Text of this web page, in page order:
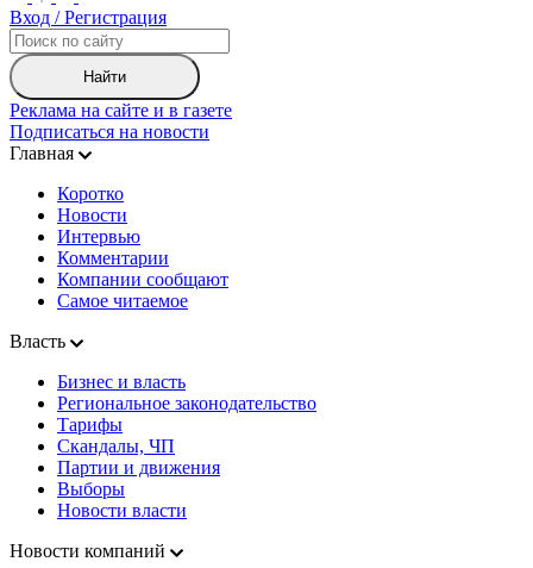
Вход / Регистрация
Найти
Реклама на сайте и в газете
Подписаться на новости
Главная
Коротко
Новости
Интервью
Комментарии
Компании сообщают
Самое читаемое
Власть
Бизнес и власть
Региональное законодательство
Тарифы
Скандалы, ЧП
Партии и движения
Выборы
Новости власти
Новости компаний